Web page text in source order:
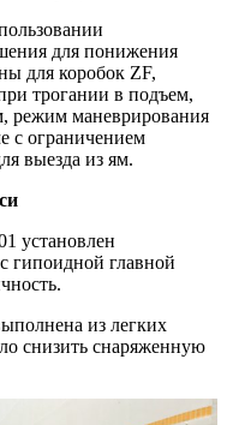
для понижения
для коробок ZF,
трогании в подъем,
режим маневрирования
с ограничением
выезда из ям.
установлен
гипоидной главной
из легких
снизить снаряженную